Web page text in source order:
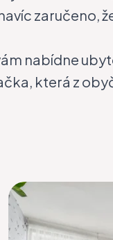
zaručeno,
nabídne
která z